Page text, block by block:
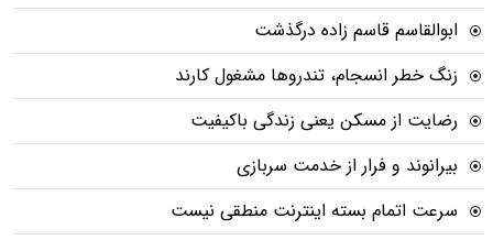
ابوالقاسم قاسم زاده درگذشت
زنگ خطر انسجام، تندروها مشغول کارند
رضایت از مسکن یعنی زندگی باکیفیت
بیرانوند و فرار از خدمت سربازی
سرعت اتمام بسته‌ اینترنت منطقی نیست